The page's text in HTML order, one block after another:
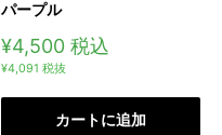
パープル
販
売
格
¥4,500 税込
¥4,091 税抜
カートに追加